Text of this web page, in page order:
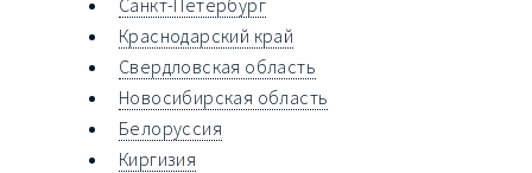
Санкт-Петербург
Краснодарский край
Свердловская область
Новосибирская область
Белоруссия
Киргизия